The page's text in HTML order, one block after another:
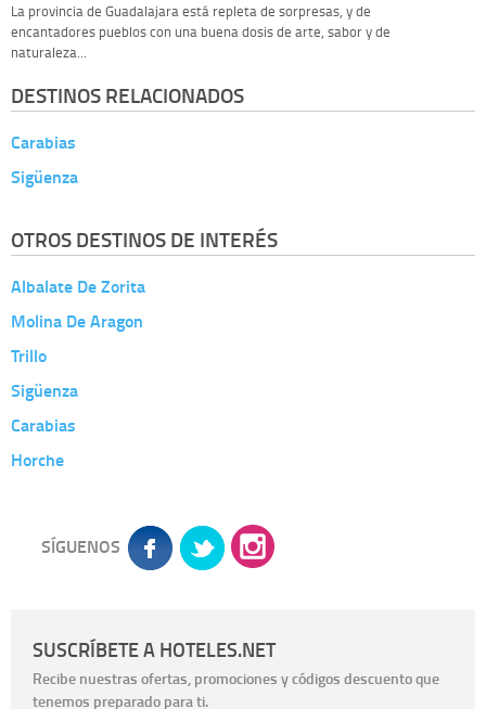
La provincia de Guadalajara está repleta de sorpresas, y de
encantadores pueblos con una buena dosis de arte, sabor y de
naturaleza...
DESTINOS RELACIONADOS
Carabias
Sigüenza
OTROS DESTINOS DE INTERÉS
Albalate De Zorita
Molina De Aragon
Trillo
Sigüenza
Carabias
Horche
SÍGUENOS
SUSCRÍBETE A HOTELES.NET
Recibe nuestras ofertas, promociones y códigos descuento que
tenemos preparado para ti.